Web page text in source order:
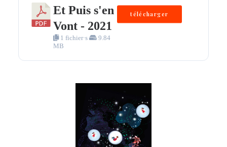
Et Puis s'en
Vont - 2021
1 fichier·s
9.84
MB
télécharger